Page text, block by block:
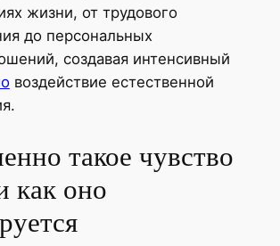
жизни, от трудового
до персональных
создавая интенсивный
воздействие естественной
такое чувство
как оно